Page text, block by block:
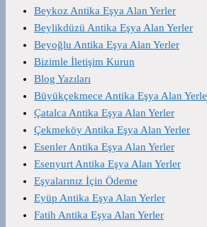
Beykoz Antika Eşya Alan Yerler
Beylikdüzü Antika Eşya Alan Yerler
Beyoğlu Antika Eşya Alan Yerler
Bizimle İletişim Kurun
Blog Yazıları
Büyükçekmece Antika Eşya Alan
Çatalca Antika Eşya Alan Yerler
Çekmeköy Antika Eşya Alan Yerler
Esenler Antika Eşya Alan Yerler
Esenyurt Antika Eşya Alan Yerler
Eşyalarınız İçin Ödeme
Eyüp Antika Eşya Alan Yerler
Fatih Antika Eşya Alan Yerler